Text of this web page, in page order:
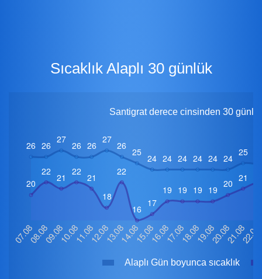
Sıcaklık Alaplı 30 günlük
Santigrat derece cinsinden 30
Alaplı Gün boyunca sıcaklık